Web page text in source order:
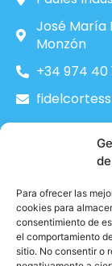
Para ofrecer las
cookies para
consentimiento de
el comportamiento
sitio. No consentir o
José María
Monzón
+34 974 40
FOLLOW
n
k
e
d
i
s
t
a
g
r